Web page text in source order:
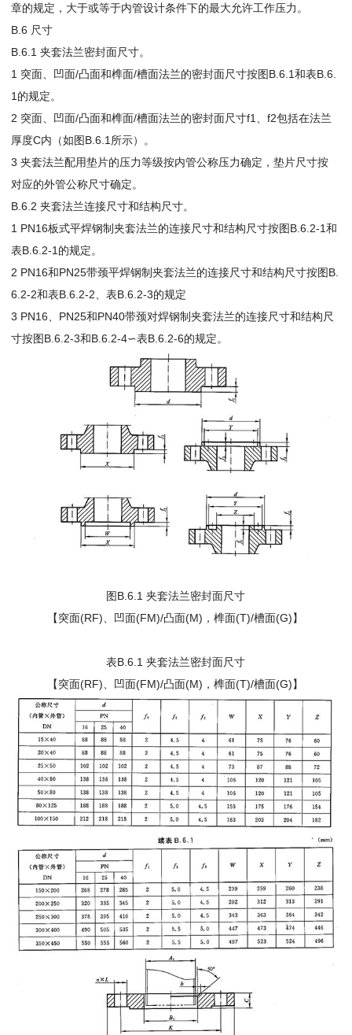
章的规定，大于或等于内管设计条件下的最大允许工作压力。
B.6 尺寸
B.6.1 夹套法兰密封面尺寸。
1 突面、凹面/凸面和榫面/槽面法兰的密封面尺寸按图B.6.1和表B.6.
1的规定。
2 突面、凹面/凸面和榫面/槽面法兰的密封面尺寸f1、f2包括在法兰
厚度C内（如图B.6.1所示）。
3 夹套法兰配用垫片的压力等级按内管公称压力确定，垫片尺寸按
对应的外管公称尺寸确定。
B.6.2 夹套法兰连接尺寸和结构尺寸。
1 PN16板式平焊钢制夹套法兰的连接尺寸和结构尺寸按图B.6.2-1和
表B.6.2-1的规定。
2 PN16和PN25带颈平焊钢制夹套法兰的连接尺寸和结构尺寸按图B.
6.2-2和表B.6.2-2、表B.6.2-3的规定
3 PN16、PN25和PN40带颈对焊钢制夹套法兰的连接尺寸和结构尺
寸按图B.6.2-3和B.6.2-4∽表B.6.2-6的规定。
图B.6.1 夹套法兰密封面尺寸
【突面(RF)、凹面(FM)/凸面(M)，榫面(T)/槽面(G)】
表B.6.1 夹套法兰密封面尺寸
【突面(RF)、凹面(FM)/凸面(M)，榫面(T)/槽面(G)】